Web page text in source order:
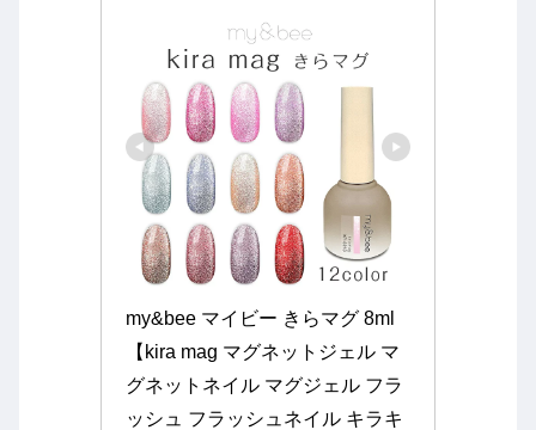
my&bee マイビー きらマグ 8ml
【kira mag マグネットジェル マ
グネットネイル マグジェル フラ
ッシュ フラッシュネイル キラキ